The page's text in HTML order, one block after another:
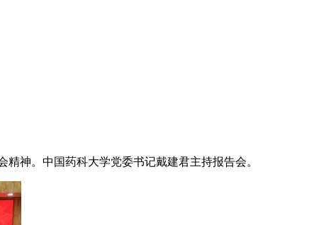
神。中国药科大学党委书记戴建君主持报告会。